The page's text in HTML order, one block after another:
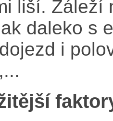
liší. Záleží
daleko s
i